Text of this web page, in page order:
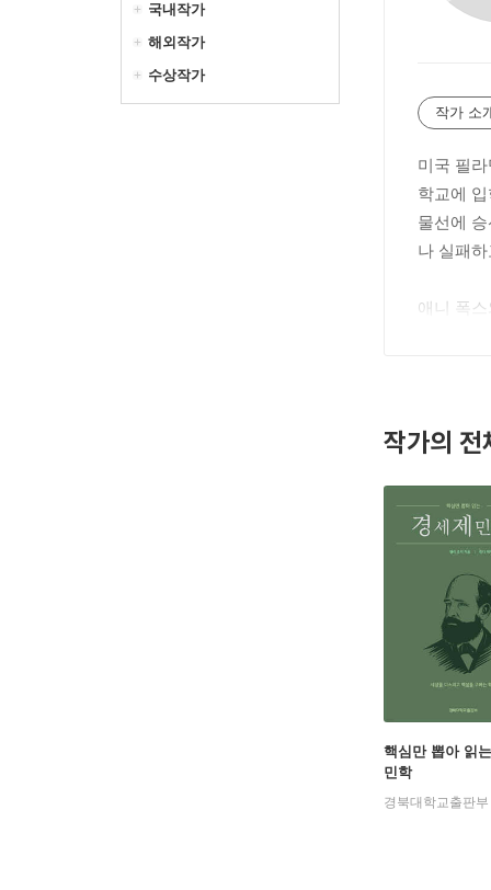
국내작가
해외작가
수상작가
작가 소
미국 필
학교에
물선에
나 실패
애니 폭
위를 기
졸중을
헨리 조
책으로
와 뜻을
m)라고
작가의 전
핵심만 뽑아 읽
민학
경북대학교출판부